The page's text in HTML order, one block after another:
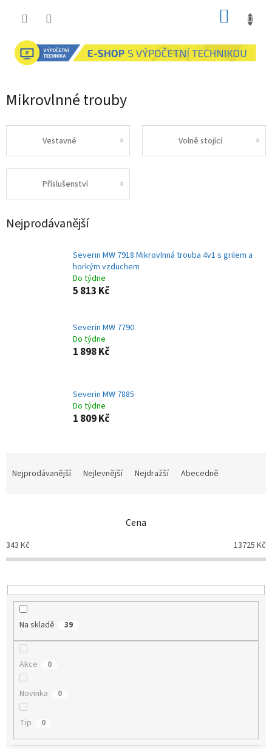
Mikrovlnné trouby
Vestavné Volně stojící
Příslušenství
Nejprodávanější
Severin MW 7918 Mikrovlnná trouba 4v1 s grilem a
horkým vzduchem
Do týdne
5 813 Kč
Severin MW 7790
Do týdne
1 898 Kč
Severin MW 7885
Do týdne
1 809 Kč
p
r
o
u
Nejprodávanější Nejlevnější Nejdražší Abecedně
Cena
343 Kč 13725 Kč
Na skladě 39
Akce 0
Novinka 0
Tip 0